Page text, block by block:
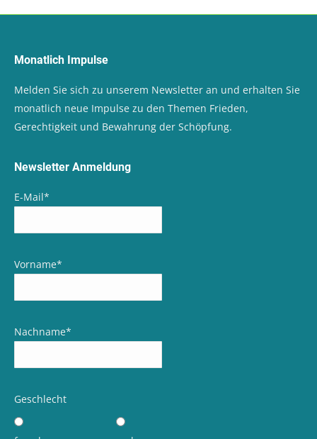
Monatlich Impulse
Melden Sie sich zu unserem Newsletter an und erhalten Sie
monatlich neue Impulse zu den Themen Frieden,
Gerechtigkeit und Bewahrung der Schöpfung.
Newsletter Anmeldung
E-Mail*
Vorname*
Nachname*
Geschlecht